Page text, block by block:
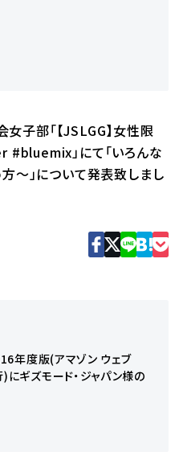
子部「【JSLGG】女性限
#bluemix 」にて「いろんな
～ 」について発表致しまし
年度版(アマゾン ウェブ
ギズモード・ジャパン様の